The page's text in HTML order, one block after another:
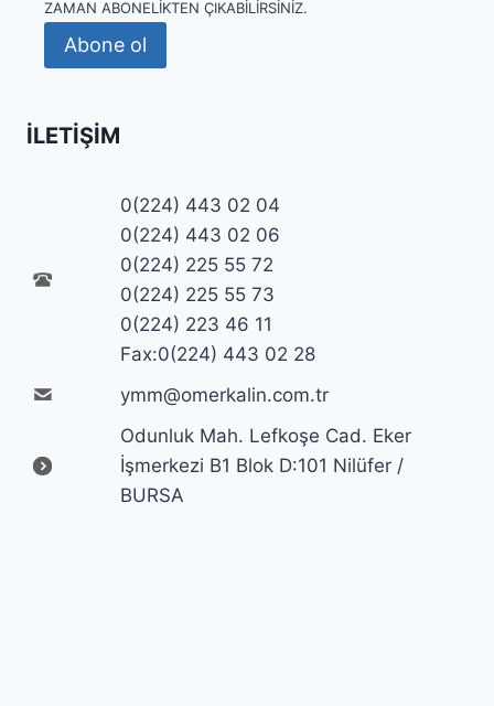
ZAMAN ABONELIKTEN ÇIKABILIRSINIZ.
Abone ol
İLETIŞIM
0(224) 443 02 04
0(224) 443 02 06
0(224) 225 55 72
0(224) 225 55 73
0(224) 223 46 11
Fax:0(224) 443 02 28
ymm@omerkalin.com.tr
Odunluk Mah. Lefkoşe Cad. Eker
İşmerkezi B1 Blok D:101 Nilüfer /
BURSA